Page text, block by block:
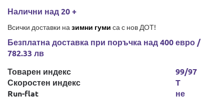
Налични над 20 +
Всички доставки на зимни гуми са с нов ДОТ!
Безплатна доставка при поръчка над 400 евро /
782.33 лв
Товарен индекс
Скоростен индекс
Run-flat
99/97
T
не